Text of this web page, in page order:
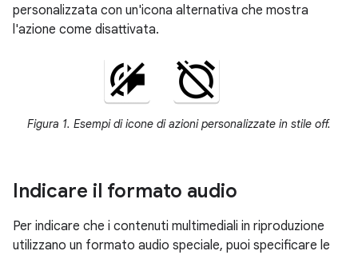
personalizzata con un'icona alternativa che mostra
l'azione come disattivata.
Figura 1. Esempi di icone di azioni personalizzate in stile off.
Indicare il formato audio
Per indicare che i contenuti multimediali in riproduzione
utilizzano un formato audio speciale, puoi specificare le